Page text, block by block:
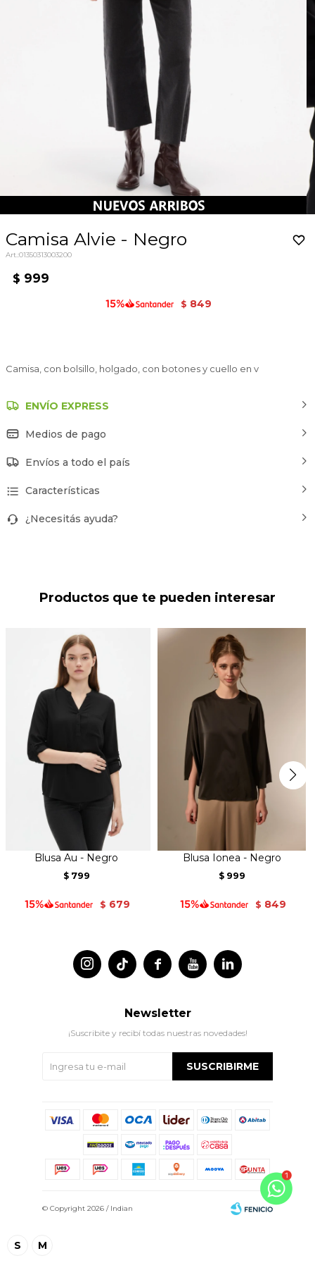
Camisa Alvie - Negro
01350313003200
$ 999
$ 849
Camisa, con bolsillo, holgado, con botones y cuello en v
S M
ENVÍO EXPRESS
Medios de pago
Envíos a todo el país
Características
¿Necesitás ayuda?
Productos que te pueden interesar
Blusa Au - Negro
$ 799
$ 679
Blusa Ionea - Negro
$ 999
$ 849
 
 
Newsletter
¡Suscribite y recibí todas nuestras novedades!
SUSCRIBIRME
© Copyright 2026 / Indian